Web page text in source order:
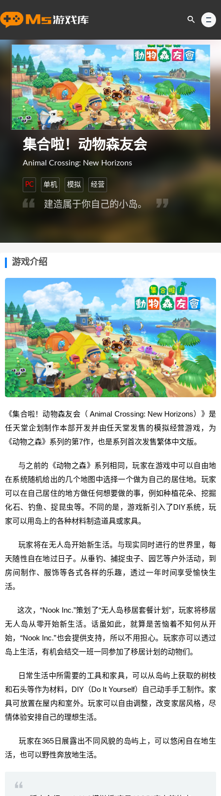
集合啦！动物森友会
Animal Crossing: New Horizons
PC 单机 模拟 经营
建造属于你自己的小岛。
游戏介绍
《集合啦！动物森友会（ Animal Crossing: New Horizons）》是
任天堂企划制作本部开发并由任天堂发售的模拟经营游戏，为
《动物之森》系列的第7作，也是系列首次发售繁体中文版。
与之前的《动物之森》系列相同，玩家在游戏中可以自由地
在系统随机给出的几个地图中选择一个做为自己的居住地。玩家
可以在自己居住的地方做任何想要做的事，例如种植花朵、挖掘
化石、钓鱼、捉昆虫等。不同的是，游戏新引入了DIY系统，玩
家可以用岛上的各种材料制造道具或家具。
玩家将在无人岛开始新生活。与现实同时进行的世界里，每
天随性自在地过日子。从垂钓、捕捉虫子、园艺等户外活动，到
房间制作、服饰等各式各样的乐趣，透过一年时间享受愉快生
活。
这次，“Nook Inc.”策划了“无人岛移居套餐计划”，玩家将移居
无人岛从零开始新生活。话虽如此，就算是苦恼着不知何从开
始，“Nook Inc.”也会提供支持，所以不用担心。玩家亦可以透过
岛上生活，有机会结交一班一同参加了移居计划的动物们。
日常生活中所需要的工具和家具，可以从岛屿上获取的树枝
和石头等作为材料，DIY（Do It Yourself）自己动手手工制作。家
具可放置在屋内和室外。玩家可以自由调整，改变家居风格，尽
情体验安排自己的理想生活。
玩家在365日展露出不同风貌的岛屿上，可以悠闲自在地生
活，也可以野性奔放地生活。